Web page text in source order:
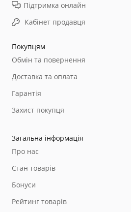
Покупцям
Обмін та повернення
Доставка та оплата
Гарантія
Захист покупця
Загальна інформація
Про нас
Стан товарів
Бонуси
Рейтинг товарів
Підтримка онлайн
Кабінет продавця